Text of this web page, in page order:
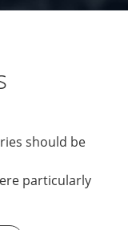
should be
particularly